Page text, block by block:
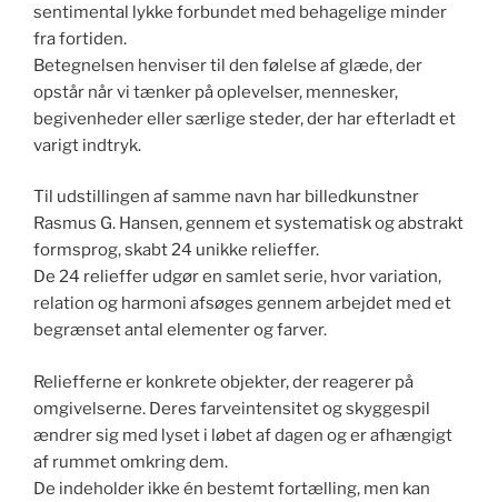
sentimental lykke forbundet med behagelige minder
fra fortiden.
Betegnelsen henviser til den følelse af glæde, der
opstår når vi tænker på oplevelser, mennesker,
begivenheder eller særlige steder, der har efterladt et
varigt indtryk.
Til udstillingen af samme navn har billedkunstner
Rasmus G. Hansen, gennem et systematisk og abstrakt
formsprog, skabt 24 unikke relieffer.
De 24 relieffer udgør en samlet serie, hvor variation,
relation og harmoni afsøges gennem arbejdet med et
begrænset antal elementer og farver.
Reliefferne er konkrete objekter, der reagerer på
omgivelserne. Deres farveintensitet og skyggespil
ændrer sig med lyset i løbet af dagen og er afhængigt
af rummet omkring dem.
De indeholder ikke én bestemt fortælling, men kan